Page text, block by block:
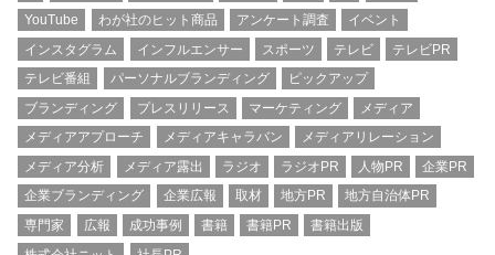
YouTube
わが社のヒット商品 アンケート調査
イベント
インスタグラム
インフルエンサー スポーツ テレビ
テレビPR
テレビ番組
パーソナルブランディング
ピックアップ
ブランディング
プレスリリース マーケティング
メディア
メディアアプローチ
メディアキャラバン
メディアリレーション
メディア分析
メディア露出 ラジオ ラジオPR 人物PR
企業PR
企業ブランディング
企業広報 取材 地方PR
地方自治体PR
専門家
広報 成功事例 書籍 書籍PR
書籍出版